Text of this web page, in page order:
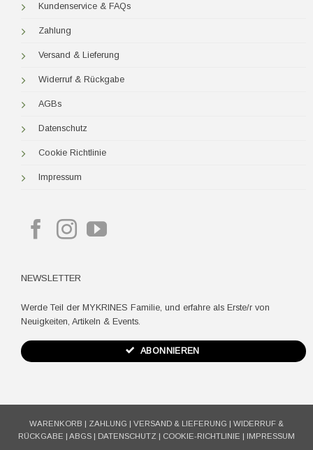
Kundenservice & FAQs
Zahlung
Versand & Lieferung
Widerruf & Rückgabe
AGBs
Datenschutz
Cookie Richtlinie
Impressum
NEWSLETTER
Werde Teil der MYKRINES Familie, und erfahre als Erste/r von
Neuigkeiten, Artikeln & Events.
ABONNIEREN
WARENKORB | ZAHLUNG | VERSAND & LIEFERUNG | WIDERRUF &
RÜCKGABE | ABGS | DATENSCHUTZ | COOKIE-RICHTLINIE | IMPRESSUM